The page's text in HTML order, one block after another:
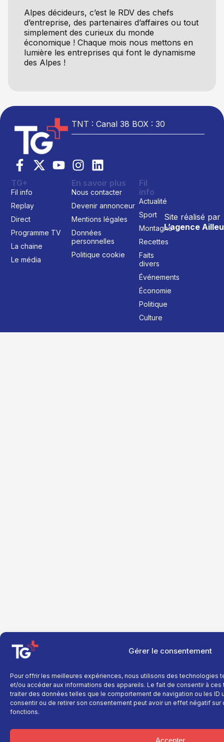
Gérer le consentement
Pour offrir les meilleures expériences, nous utilisons des technologies
et/ou accéder aux informations des appareils. Le fait de consentir à
traiter des données telles que le comportement de navigation ou les ID
consentir ou de retirer son consentement peut avoir un effet négatif
fonctions.
Accepter
Alpes décideurs, c’est le RDV des chefs
d’entreprise, des partenaires d’affaires ou tout
simplement des curieux du monde
économique ! Chaque mois nous mettons en
lumière les entreprises qui font le dynamisme
des Alpes !
TNT : Canal 38 BOX : 30
Site réalisé par
L’agence
TG+
Fil info
Replay
Direct
Programme TV
La chaine
Le média
En savoir plus
Nous contacter
Devenir annonceur
Mentions légales
Données
personnelles
Politique cookie
Fil
info
Actualité
Sport
Montagne
Recettes
Faits
divers
Événements
Économie
Politique
Culture